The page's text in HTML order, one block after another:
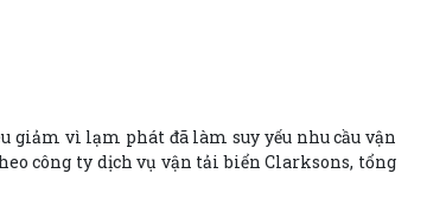
giảm vì lạm phát đã làm suy yếu nhu cầu vận
công ty dịch vụ vận tải biển Clarksons, tổng